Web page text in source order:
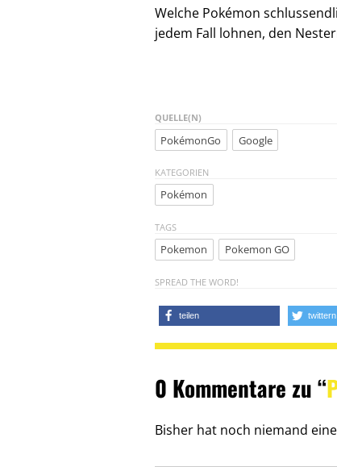
Welche Pokémon
jedem Fall lohnen, den
QUELLE(N)
PokémonGo Google
KATEGORIEN
Pokémon
TAGS
Pokemon Pokemon GO
SPREAD THE WORD!
teilen twittern
0 Kommentare zu “
Bisher hat noch niemand